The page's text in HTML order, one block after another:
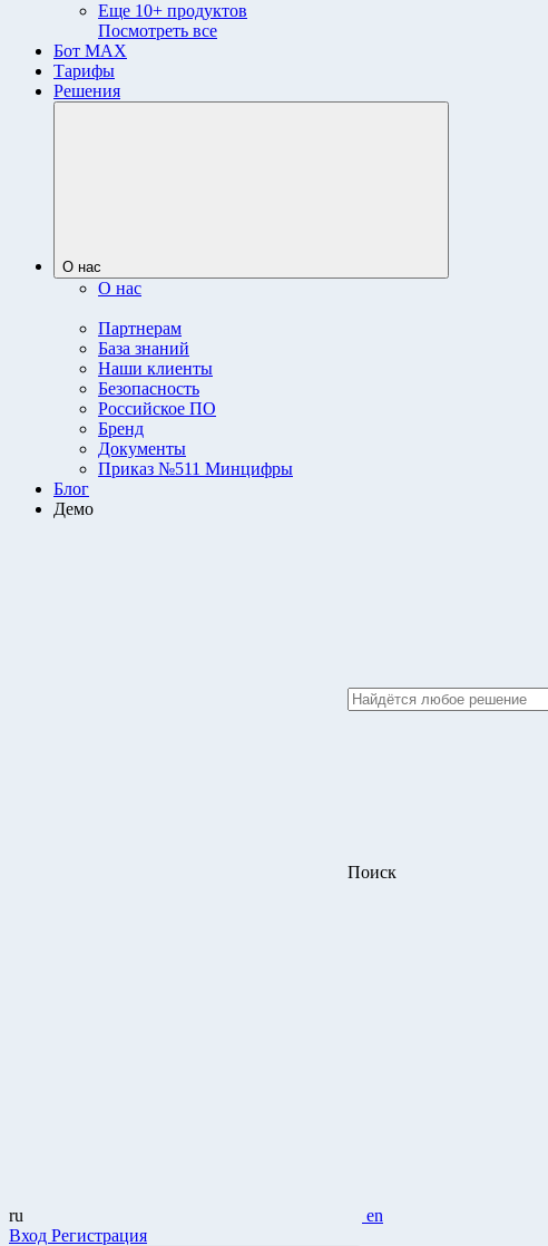
Еще 10+ продуктов
Посмотреть все
Бот MAX
Тарифы
Решения
О нас
О нас
Партнерам
База знаний
Наши клиенты
Безопасность
Российское ПО
Бренд
Документы
Приказ №511 Минцифры
Блог
Демо
Поиск
ru
en
Вход Регистрация